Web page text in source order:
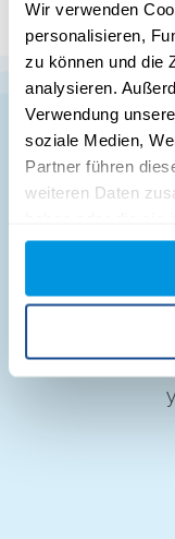
Wir verwenden
personalisieren,
zu können und die
analysieren.
Verwendung
soziale Medien,
Partner führen
weiteren Daten
gesammelt haben.
Kann
Einfach